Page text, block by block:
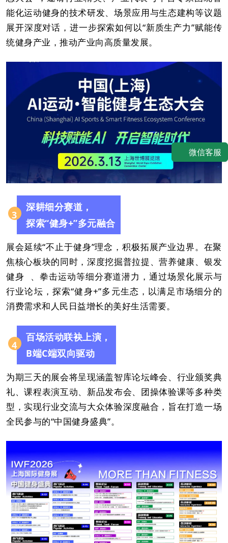
能化运动健身的技术研发、场景应用与生态建构等议题
展开深度对话，进一步探索如何以“新质生产力”赋能传
统健身产业，推动产业向高质量发展。
3
深耕细分赛道，
探索“健身+”多元融合
展会延续“不止于健身”理念，积极拓展产业边界。在聚
焦核心板块的同时，深度挖掘普拉提、营养健康、 银发
健身
、拳击运动等细分赛道潜力，通过场景化展示与
行业论坛，探索“健身+”多元生态，以满足市场细分的
消费需求和人民日益增长的美好生活需要。
4
百场活动联袂上演，
B端C端双向驱动
为期三天的展会将呈现涵盖智库论坛峰会、行业颁奖典
礼、课程表演互动、新品发布会、团操体验课等多种类
型，实现行业交流与大众体验深度融合，旨在打造一场
全民参与的“中国健身盛典”。
微信客服